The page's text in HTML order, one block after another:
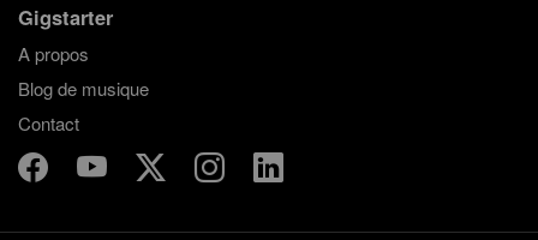
Gigstarter
A propos
Blog de musique
Contact